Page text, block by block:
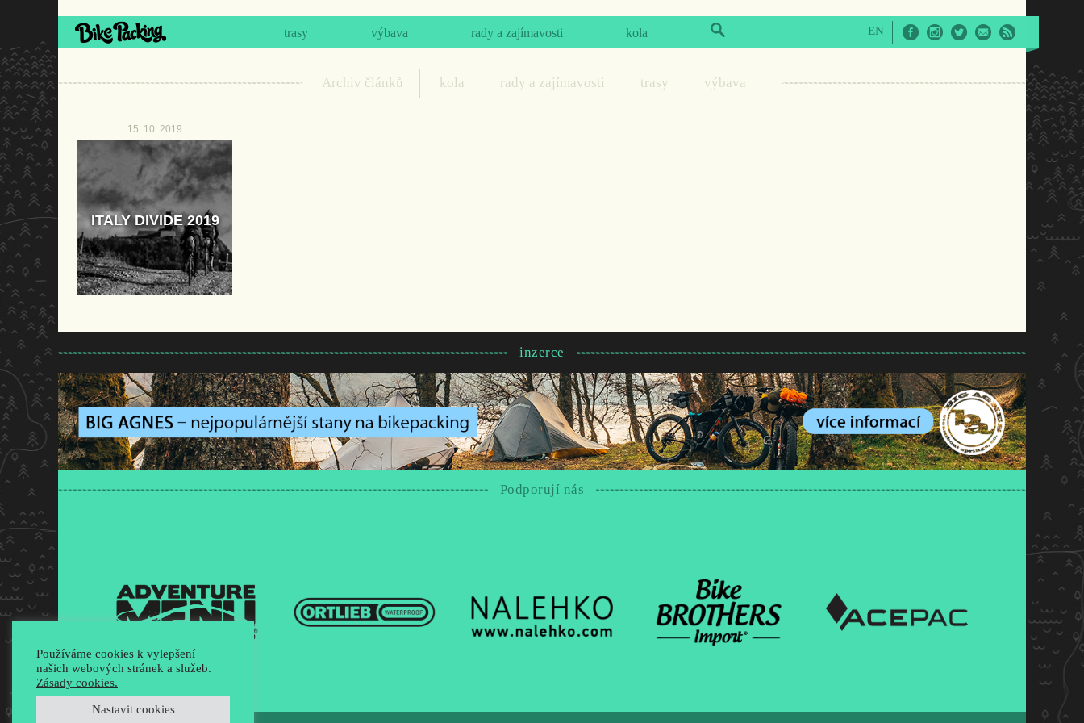
trasy výbava rady a zajímavosti kola EN
E-MailRSS
Archiv článků kola rady a zajímavosti trasy výbava
15. 10. 2019
ITALY DIVIDE 2019
inzerce
Podporují nás
Používáme cookies k vylepšení
našich webových stránek a služeb.
Zásady cookies.
Nastavit cookies